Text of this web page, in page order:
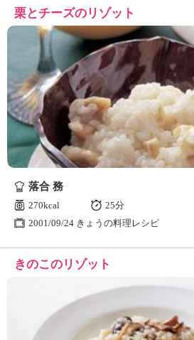
栗とチーズのリゾット
落合 務
270kcal
25分
2001/09/24 きょうの料理レシピ
きのこのリゾット